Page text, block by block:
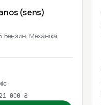
(sens)
Бензин Механіка
000 ₴